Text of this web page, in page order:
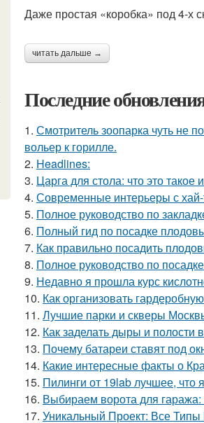
Даже простая «коробка» под 4-х
читать дальше →
Последние
1. Смотритель зоопарка чуть не
вольер к горилле.
2. Headlines:
3. Царга для стола: что это такое
4. Современные интерьеры с хай-
5. Полное руководство по
6. Полный гид по посадке
7. Как правильно посадить
8. Полное руководство по
9. Недавно я прошла курс
10. Как организовать
11. Лучшие парки и скверы
12. Как заделать дыры и полости
13. Почему батареи ставят под
14. Какие интересные факты о
15. Пилинги от 19lab лучшее,
16. Выбираем ворота для
17. Уникальный Проект: Все